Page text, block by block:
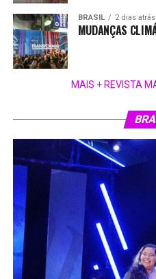
BRASIL 2 dias atrás
MUDANÇAS
MAIS + REVISTA